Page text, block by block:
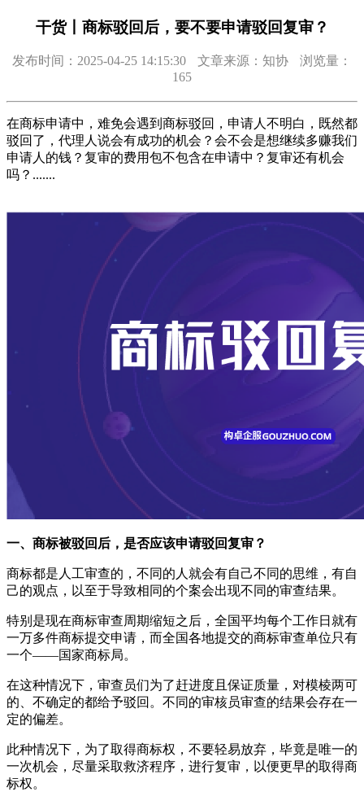
干货丨商标驳回后，要不要申请驳回复审？
发布时间：2025-04-25 14:15:30 文章来源：知协
浏览量：
165
在商标申请中，难免会遇到商标驳回，申请人不明白，既然都
驳回了，代理人说会有成功的机会？会不会是想继续多赚我们
申请人的钱？复审的费用包不包含在申请中？复审还有机会
吗？.......
一、商标被驳回后，是否应该申请驳回复审？
商标都是人工审查的，不同的人就会有自己不同的思维，有自
己的观点，以至于导致相同的个案会出现不同的审查结果。
特别是现在商标审查周期缩短之后，全国平均每个工作日就有
一万多件商标提交申请，而全国各地提交的商标审查单位只有
一个——国家商标局。
在这种情况下，审查员们为了赶进度且保证质量，对模棱两可
的、不确定的都给予驳回。不同的审核员审查的结果会存在一
定的偏差。
此种情况下，为了取得商标权，不要轻易放弃，毕竟是唯一的
一次机会，尽量采取救济程序，进行复审，以便更早的取得商
标权。